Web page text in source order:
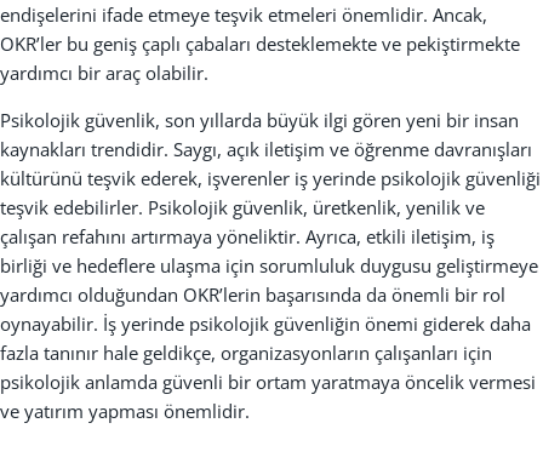
endişelerini ifade etmeye teşvik etmeleri önemlidir. Ancak,
OKR’ler bu geniş çaplı çabaları desteklemekte ve pekiştirmekte
yardımcı bir araç olabilir.
Psikolojik güvenlik, son yıllarda büyük ilgi gören yeni bir insan
kaynakları trendidir. Saygı, açık iletişim ve öğrenme davranışları
kültürünü teşvik ederek, işverenler iş yerinde psikolojik güvenliği
teşvik edebilirler. Psikolojik güvenlik, üretkenlik, yenilik ve
çalışan refahını artırmaya yöneliktir. Ayrıca, etkili iletişim, iş
birliği ve hedeflere ulaşma için sorumluluk duygusu geliştirmeye
yardımcı olduğundan OKR’lerin başarısında da önemli bir rol
oynayabilir. İş yerinde psikolojik güvenliğin önemi giderek daha
fazla tanınır hale geldikçe, organizasyonların çalışanları için
psikolojik anlamda güvenli bir ortam yaratmaya öncelik vermesi
ve yatırım yapması önemlidir.